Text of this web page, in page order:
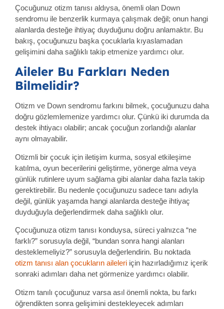
Çocuğunuz otizm tanısı aldıysa, önemli olan Down
sendromu ile benzerlik kurmaya çalışmak değil; onun hangi
alanlarda desteğe ihtiyaç duyduğunu doğru anlamaktır. Bu
bakış, çocuğunuzu başka çocuklarla kıyaslamadan
gelişimini daha sağlıklı takip etmenize yardımcı olur.
Aileler Bu Farkları Neden
Bilmelidir?
Otizm ve Down sendromu farkını bilmek, çocuğunuzu daha
doğru gözlemlemenize yardımcı olur. Çünkü iki durumda da
destek ihtiyacı olabilir; ancak çocuğun zorlandığı alanlar
aynı olmayabilir.
Otizmli bir çocuk için iletişim kurma, sosyal etkileşime
katılma, oyun becerilerini geliştirme, yönerge alma veya
günlük rutinlere uyum sağlama gibi alanlar daha fazla takip
gerektirebilir. Bu nedenle çocuğunuzu sadece tanı adıyla
değil, günlük yaşamda hangi alanlarda desteğe ihtiyaç
duyduğuyla değerlendirmek daha sağlıklı olur.
Çocuğunuza otizm tanısı konduysa, süreci yalnızca “ne
farklı?” sorusuyla değil, “bundan sonra hangi alanları
desteklemeliyiz?” sorusuyla değerlendirin. Bu noktada
otizm tanısı alan çocukların aileleri için hazırladığımız içerik
sonraki adımları daha net görmenize yardımcı olabilir.
Otizm tanılı çocuğunuz varsa asıl önemli nokta, bu farkı
öğrendikten sonra gelişimini destekleyecek adımları